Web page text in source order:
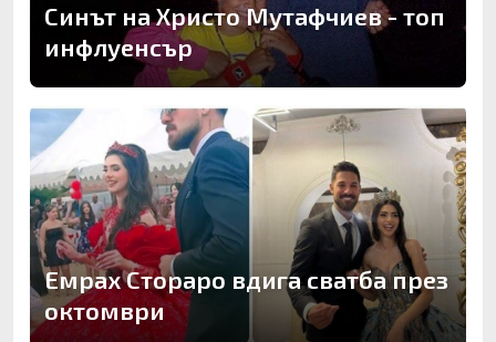
Синът на Христо Мутафчиев - топ
инфлуенсър
Емрах Стораро вдига сватба през
октомври